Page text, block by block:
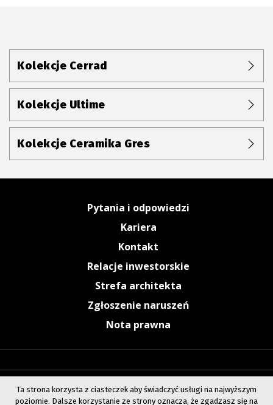
Kolekcje Cerrad
Kolekcje Ultime
Kolekcje Ceramika Gres
Pytania i odpowiedzi
Kariera
Kontakt
Relacje inwestorskie
Strefa architekta
Zgłoszenie naruszeń
Nota prawna
Ta strona korzysta z ciasteczek aby świadczyć usługi na najwyższym
poziomie. Dalsze korzystanie ze strony oznacza, że zgadzasz się na